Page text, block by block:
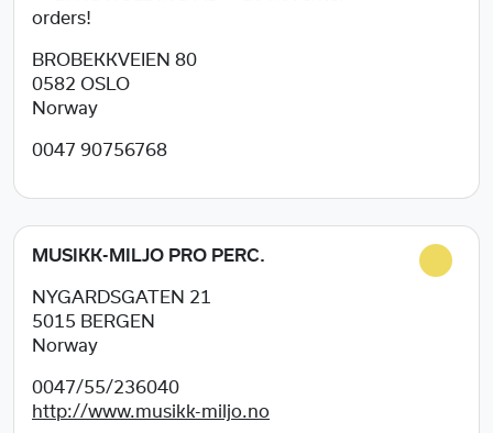
orders!
BROBEKKVEIEN 80
0582 OSLO
Norway
0047 90756768
MUSIKK-MILJO PRO PERC.
NYGARDSGATEN 21
5015 BERGEN
Norway
0047/55/236040
http://www.musikk-miljo.no